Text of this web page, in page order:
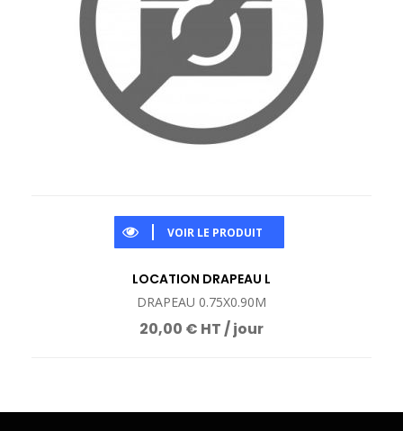
VOIR LE PRODUIT
LOCATION DRAPEAU L
DRAPEAU 0.75X0.90M
20,00 € HT / jour